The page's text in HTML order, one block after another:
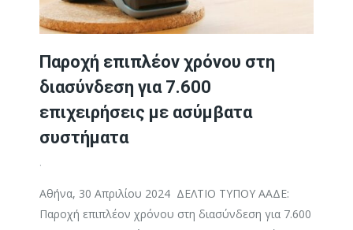
Παροχή επιπλέον χρόνου στη
διασύνδεση για 7.600
επιχειρήσεις με ασύμβατα
συστήματα
.
Αθήνα, 30 Απριλίου 2024 ΔΕΛΤΙΟ ΤΥΠΟΥ ΑΑΔΕ:
Παροχή επιπλέον χρόνου στη διασύνδεση για 7.600